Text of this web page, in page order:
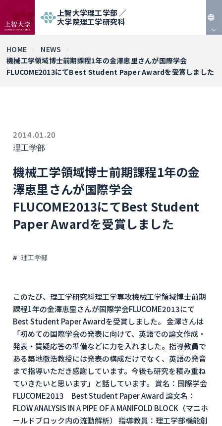
上智大学理工学部 ／
大学院理工学研究科
HOME
NEWS
機械工学領域博士前期課程1年の金澤恵里さんが国際学会
FLUCOME2013にてBest Student Paper Awardを受賞しました
2014.01.20
理工学部
機械工学領域博士前期課程1年の金
澤恵里さんが国際学会
FLUCOME2013にてBest Student
Paper Awardを受賞しました
理工学部
このたび、理工学研究科理工学専攻機械工学領域博士前期
課程1年の金澤恵里さんが国際学会FLUCOME2013にて
Best Student Paper Awardを受賞しました。 金澤さんは
「初めての国際学会の発表に向けて、英語での論文作成・
発表・質疑応答の準備などに力を入れました。指導教員で
ある築地徹浩教授には発表の構成だけでなく、英語の発音
まで指導いただき感謝しています。今後も研究を積み重ね
ていきたいと思います」と話しています。 賞名：国際学会
FLUCOME2013 Best Student Paper Award 論文名：
FLOW ANALYSIS IN A PIPE OF A MANIFOLD BLOCK（マニホ
ールドブロック内の流動解析） 指導教員：理工学部機能創